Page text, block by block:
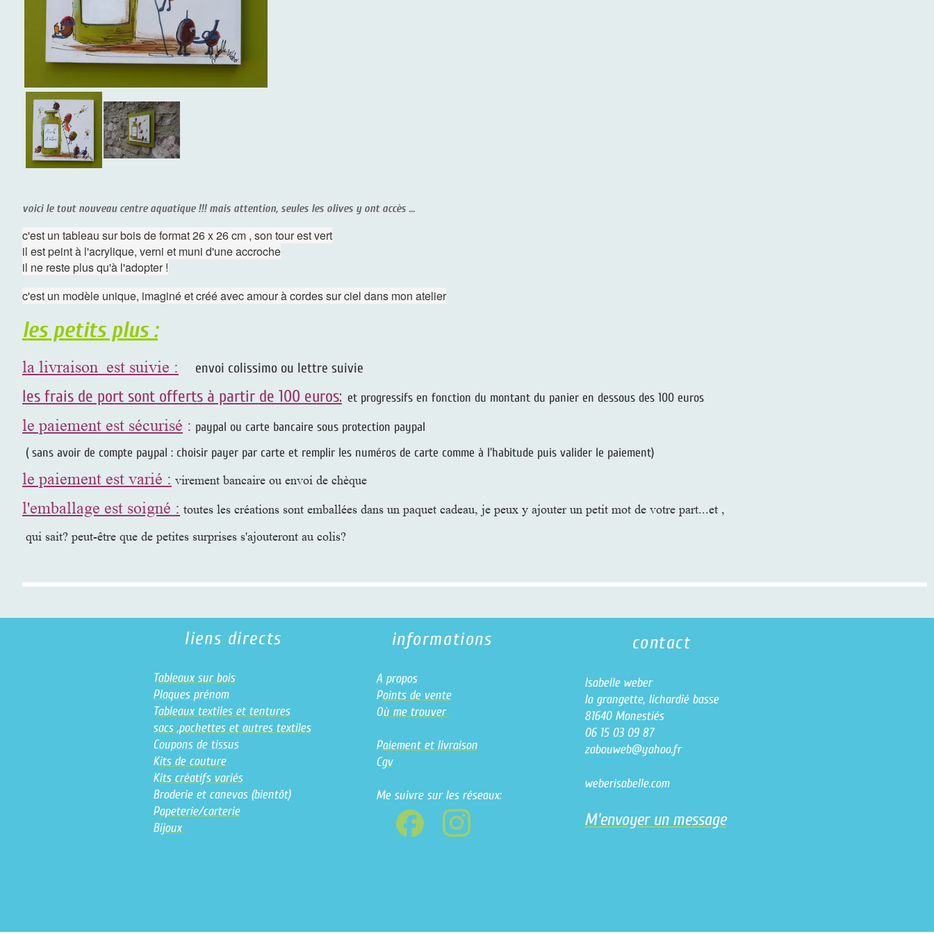
liens directs
Tableaux sur bois
Plaques prénom
Tableaux textiles et tentures
sacs ,pochettes et autres textiles
Coupons de tissus
Kits de couture
Kits créatifs variés
Broderie et canevas (bientôt)
Papeterie/carterie
Bijoux
informations
A propos
Points de vente
Où me trouver
Paiement et livraison
Cgv
Me suivre sur les réseaux:
contact
Isabelle weber
la grangette, lichardié basse
81640 Monestiés
06 15 03 09 87
zabouweb@yahoo.fr
weberisabelle.com
M'envoyer un message
voici le tout nouveau centre aquatique !!! mais attention, seules les olives y ont accès ...
c'est un tableau sur bois de format 26 x 26 cm , son tour est vert
il est peint à l'acrylique, verni et muni d'une accroche
il ne reste plus qu'à l'adopter !
c'est un modèle unique, imaginé et créé avec amour à cordes sur ciel dans mon atelier
les petits plus :
la livraison est suivie : envoi colissimo ou lettre suivie
les frais de port sont offerts à partir de 100 euros: et progressifs en fonction du montant du panier en dessous des 100 euros
le paiement est sécurisé : paypal ou carte bancaire sous protection paypal
( sans avoir de compte paypal : choisir payer par carte et remplir les numéros de carte comme à l'habitude puis valider le paiement)
le paiement est varié : virement bancaire ou envoi de chèque
l'emballage est soigné : toutes les créations sont emballées dans un paquet cadeau, je peux y ajouter un petit mot de votre part...et ,
qui sait? peut-être que de petites surprises s'ajouteront au colis?